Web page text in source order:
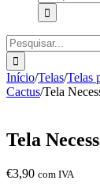
Pesquisar
Início/Telas/Telas
Cactus/Tela
Tela
€3,90 com IVA